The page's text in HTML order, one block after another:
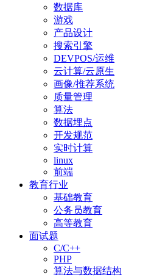
数据库
游戏
产品设计
搜索引擎
DEVPOS/运维
云计算/云原生
画像/推荐系统
质量管理
算法
数据埋点
开发规范
实时计算
linux
前端
教育行业
基础教育
公务员教育
高等教育
面试题
C/C++
PHP
算法与数据结构